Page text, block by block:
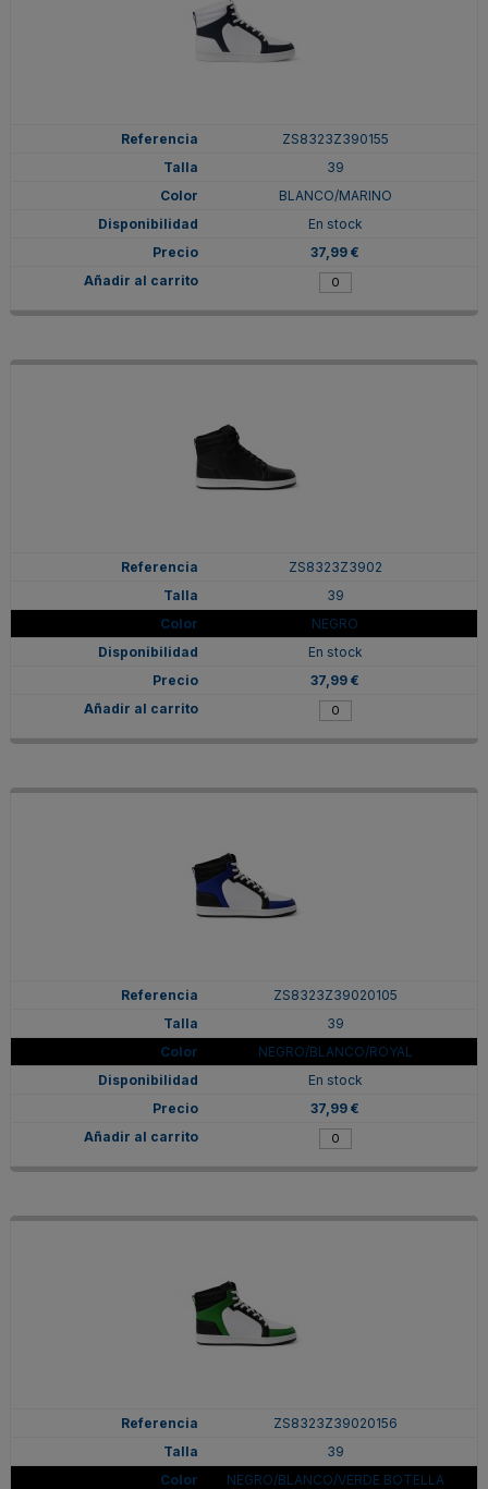
ZS8323Z390155
39
BLANCO/MARINO
En stock
37,99 €
ZS8323Z3902
39
NEGRO
En stock
37,99 €
ZS8323Z39020105
39
NEGRO/BLANCO/ROYAL
En stock
37,99 €
ZS8323Z39020156
39
NEGRO/BLANCO/VERDE BOTELLA